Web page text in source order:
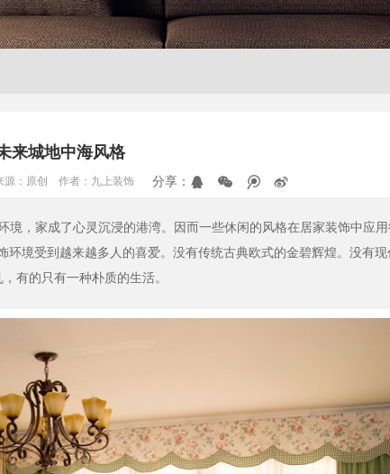
来城地中海风格
源：原创 作者：九上装饰 分享：
境，家成了心灵沉浸的港湾。因而一些休闲的风格在居家装饰中应
环境受到越来越多人的喜爱。没有传统古典欧式的金碧辉煌。没有现
，有的只有一种朴质的生活。